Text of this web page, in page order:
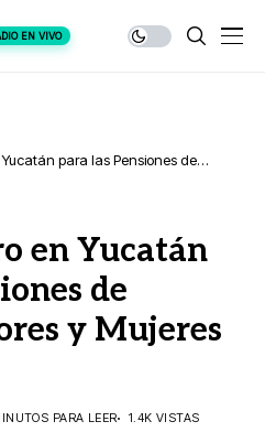
EN VIVO
para las Pensiones de
en Yucatán
de
y Mujeres
PARA LEER 1.4K VISTAS